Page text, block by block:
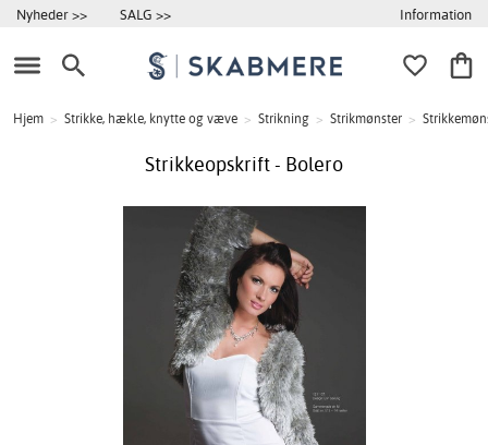
Nyheder >> SALG >> Information
Hjem > Strikke, hækle, knytte og væve > Strikning > Strikmønster >
Strikkeopskrift - Bolero